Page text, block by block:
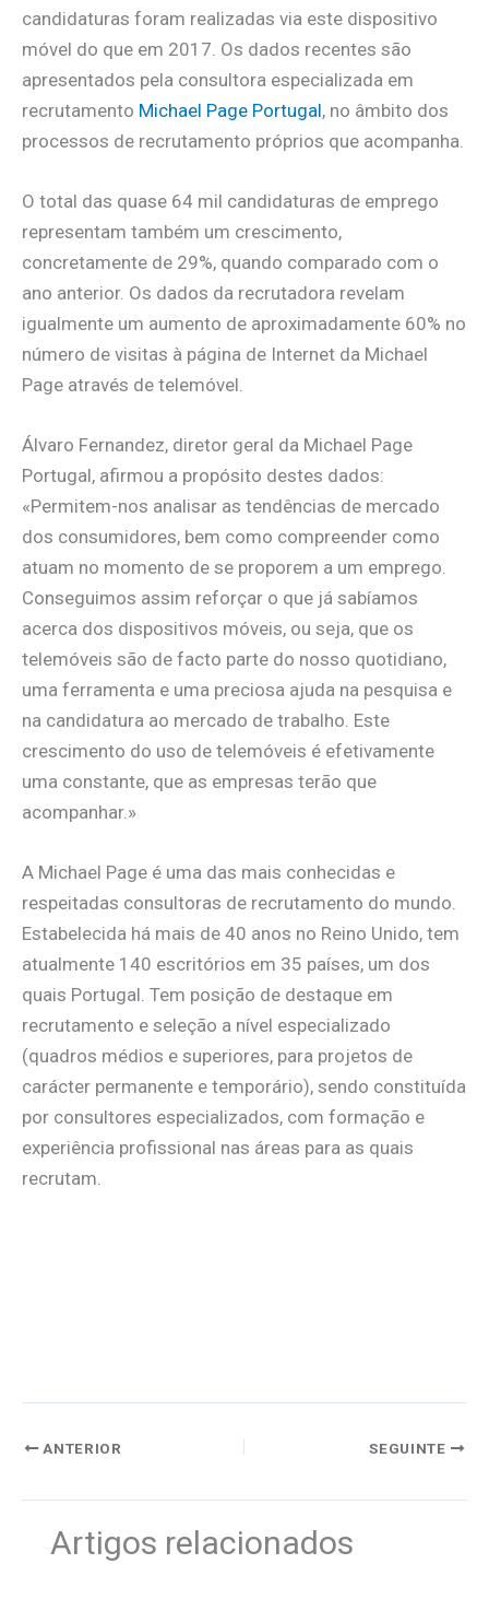
candidaturas foram realizadas via este dispositivo
móvel do que em 2017. Os dados recentes são
apresentados pela consultora especializada em
recrutamento Michael Page Portugal, no âmbito dos
processos de recrutamento próprios que acompanha.
O total das quase 64 mil candidaturas de emprego
representam também um crescimento,
concretamente de 29%, quando comparado com o
ano anterior. Os dados da recrutadora revelam
igualmente um aumento de aproximadamente 60% no
número de visitas à página de Internet da Michael
Page através de telemóvel.
Álvaro Fernandez, diretor geral da Michael Page
Portugal, afirmou a propósito destes dados:
«Permitem-nos analisar as tendências de mercado
dos consumidores, bem como compreender como
atuam no momento de se proporem a um emprego.
Conseguimos assim reforçar o que já sabíamos
acerca dos dispositivos móveis, ou seja, que os
telemóveis são de facto parte do nosso quotidiano,
uma ferramenta e uma preciosa ajuda na pesquisa e
na candidatura ao mercado de trabalho. Este
crescimento do uso de telemóveis é efetivamente
uma constante, que as empresas terão que
acompanhar.»
A Michael Page é uma das mais conhecidas e
respeitadas consultoras de recrutamento do mundo.
Estabelecida há mais de 40 anos no Reino Unido, tem
atualmente 140 escritórios em 35 países, um dos
quais Portugal. Tem posição de destaque em
recrutamento e seleção a nível especializado
(quadros médios e superiores, para projetos de
carácter permanente e temporário), sendo constituída
por consultores especializados, com formação e
experiência profissional nas áreas para as quais
recrutam.
ANTERIOR SEGUINTE
Artigos relacionados